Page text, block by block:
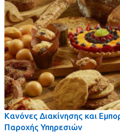
Κανόνες Διακίνησης και
Παροχής Υπηρεσιών